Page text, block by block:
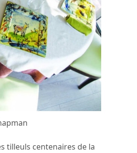
tilleuls centenaires de la